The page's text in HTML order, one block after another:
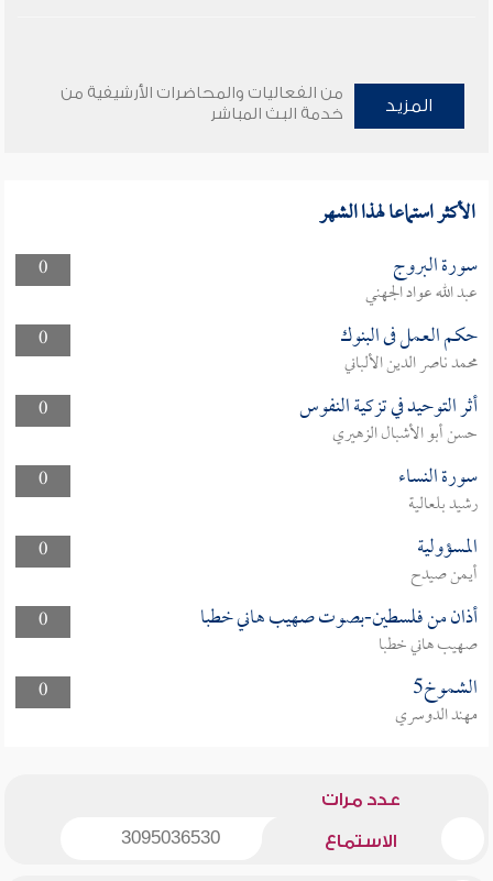
المزيد
من الفعاليات والمحاضرات الأرشيفية من
خدمة البث المباشر
الأكثر استماعا لهذا الشهر
0 سورة البروج
عبد الله عواد الجهني
0
حكم العمل فى البنوك
محمد ناصر الدين الألباني
0
أثر التوحيد في تزكية النفوس
حسن أبو الأشبال الزهيري
0
سورة النساء
رشيد بلعالية
0
المسؤولية
أيمن صيدح
0
أذان من فلسطين-بصوت صهيب هاني خطبا
صهيب هاني خطبا
0
الشموخ5
مهند الدوسري
عدد مرات
الاستماع 3095036530